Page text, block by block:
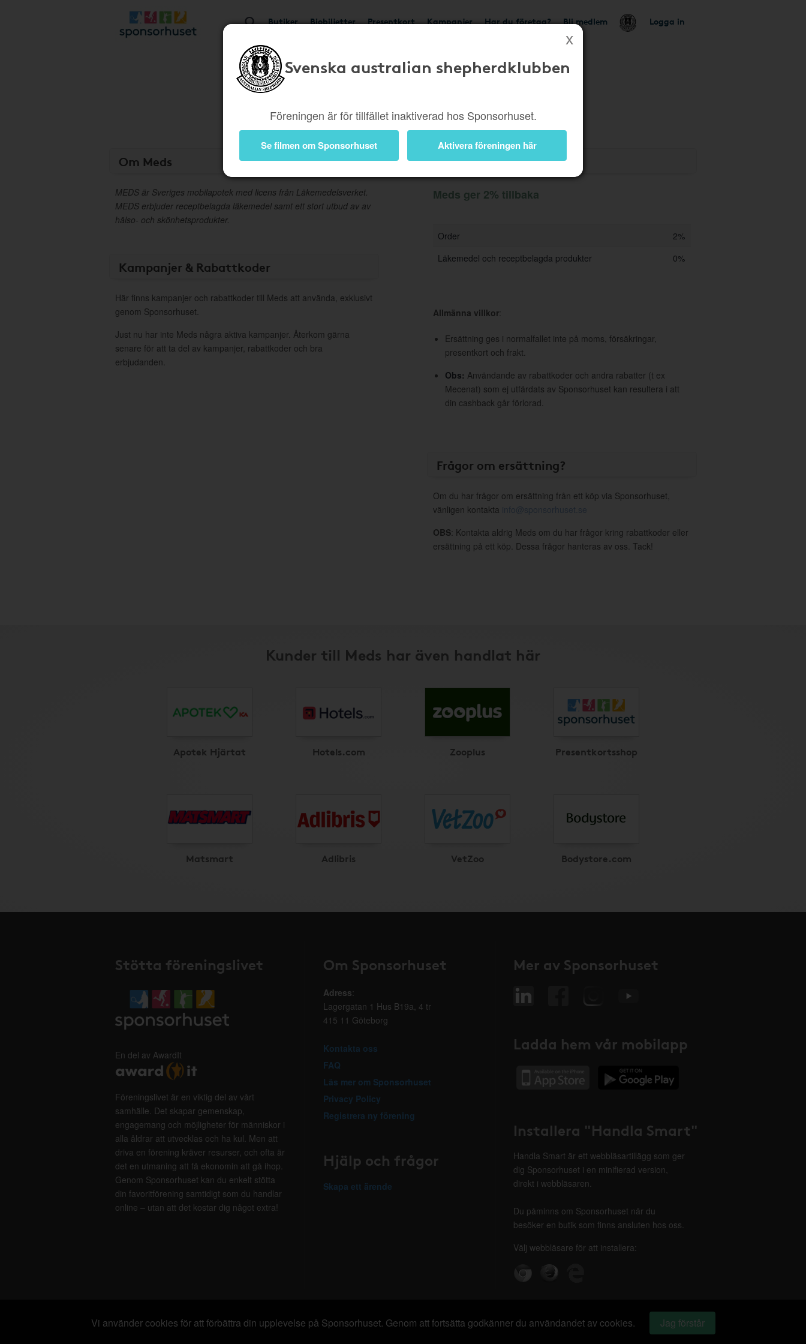
Butiker Biobiljetter Presentkort Kampanjer Har du företag? Bli medlem Logga in
Svenska australian shepherdklubben
Föreningen är för tillfället inaktiverad hos Sponsorhuset.
Se filmen om Sponsorhuset Aktivera föreningen här
Om Meds
MEDS är Sveriges mobilapotek med licens från Läkemedelsverket.
MEDS erbjuder receptbelagda läkemedel samt ett stort utbud av av
hälso- och skönhetsprodukter.
Kampanjer & Rabattkoder
Här finns kampanjer och rabattkoder till Meds att använda, exklusivt
genom Sponsorhuset.
Just nu har inte Meds några aktiva kampanjer. Återkom gärna
senare för att ta del av kampanjer, rabattkoder och bra
erbjudanden.
Information
Meds ger 2% tillbaka
Order
2%
Läkemedel och receptbelagda produkter
0%
Allmänna villkor:
Ersättning ges i normalfallet inte på moms, försäkringar,
presentkort och frakt.
Obs: Användande av rabattkoder och andra rabatter (t ex
Mecenat) som ej utfärdats av Sponsorhuset kan resultera i att
din cashback går förlorad.
Frågor om ersättning?
Om du har frågor om ersättning från ett köp via Sponsorhuset,
vänligen kontakta info@sponsorhuset.se
OBS: Kontakta aldrig Meds om du har frågor kring rabattkoder eller
ersättning på ett köp. Dessa frågor hanteras av oss. Tack!
Kunder till Meds har även handlat här
Apotek Hjärtat Hotels.com Zooplus Presentkortsshop
Matsmart Adlibris VetZoo Bodystore.com
Stötta föreningslivet
En del av AwardIt
Föreningslivet är en viktig del av vårt
samhälle. Det skapar gemenskap,
engagemang och möjligheter för människor i
alla åldrar att utvecklas och ha kul. Men att
driva en förening kräver resurser, och ofta är
det en utmaning att få ekonomin att gå ihop.
Genom Sponsorhuset kan du enkelt stötta
din favoritförening samtidigt som du handlar
online – utan att det kostar dig något extra!
Om Sponsorhuset
Adress:
Lagergatan 1 Hus B19a, 4 tr
415 11 Göteborg
Kontakta oss
FAQ
Läs mer om Sponsorhuset
Privacy Policy
Registrera ny förening
Hjälp och frågor
Skapa ett ärende
Mer av Sponsorhuset
Ladda hem vår mobilapp
Installera "Handla Smart"
Handla Smart är ett webbläsartillägg som ger
dig Sponsorhuset i en minifierad version,
direkt i webbläsaren.
Du påminns om Sponsorhuset när du
besöker en butik som finns ansluten hos oss.
Välj webbläsare för att installera:
Vi använder cookies för att förbättra din upplevelse på Sponsorhuset. Genom att fortsätta godkänner du användandet av cookies. Jag förstår